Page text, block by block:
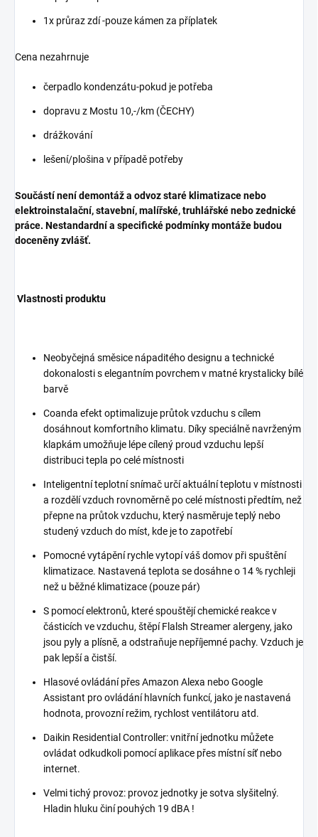
1x průraz zdí -pouze kámen za příplatek
Cena nezahrnuje
čerpadlo kondenzátu-pokud je potřeba
dopravu z Mostu 10,-/km (ČECHY)
drážkování
lešení/plošina v případě potřeby
Součástí není demontáž a odvoz staré klimatizace nebo
elektroinstalační, stavební, malířské, truhlářské nebo zednické
práce. Nestandardní a specifické podmínky montáže budou
doceněny zvlášť.
Vlastnosti produktu
Neobyčejná směsice nápaditého designu a technické
dokonalosti s elegantním povrchem v matné krystalicky bílé
barvě
Coanda efekt optimalizuje průtok vzduchu s cílem
dosáhnout komfortního klimatu. Díky speciálně navrženým
klapkám umožňuje lépe cílený proud vzduchu lepší
distribuci tepla po celé místnosti
Inteligentní teplotní snímač určí aktuální teplotu v místnosti
a rozdělí vzduch rovnoměrně po celé místnosti předtím, než
přepne na průtok vzduchu, který nasměruje teplý nebo
studený vzduch do míst, kde je to zapotřebí
Pomocné vytápění rychle vytopí váš domov při spuštění
klimatizace. Nastavená teplota se dosáhne o 14 % rychleji
než u běžné klimatizace (pouze pár)
S pomocí elektronů, které spouštějí chemické reakce v
částicích ve vzduchu, štěpí Flalsh Streamer alergeny, jako
jsou pyly a plísně, a odstraňuje nepříjemné pachy. Vzduch je
pak lepší a čistší.
Hlasové ovládání přes Amazon Alexa nebo Google
Assistant pro ovládání hlavních funkcí, jako je nastavená
hodnota, provozní režim, rychlost ventilátoru atd.
Daikin Residential Controller: vnitřní jednotku můžete
ovládat odkudkoli pomocí aplikace přes místní síť nebo
internet.
Velmi tichý provoz: provoz jednotky je sotva slyšitelný.
Hladin hluku činí pouhých 19 dBA !